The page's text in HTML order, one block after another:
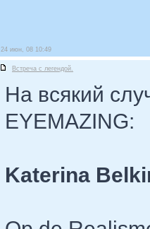
24 июн, 08 10:49
Встреча с легендой.
На всякий
EYEMAZING:
Katerina